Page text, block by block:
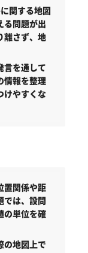
関する地図
る問題が出
離さず、地
言を通して
情報を整理
けやすくな
置関係や距
では、設問
の単位を確
の地図上で